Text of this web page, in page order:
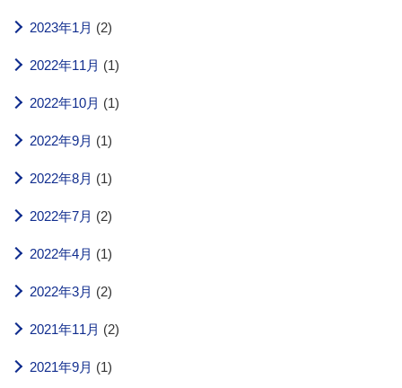
2023年1月 (2)
2022年11月 (1)
2022年10月 (1)
2022年9月 (1)
2022年8月 (1)
2022年7月 (2)
2022年4月 (1)
2022年3月 (2)
2021年11月 (2)
2021年9月 (1)